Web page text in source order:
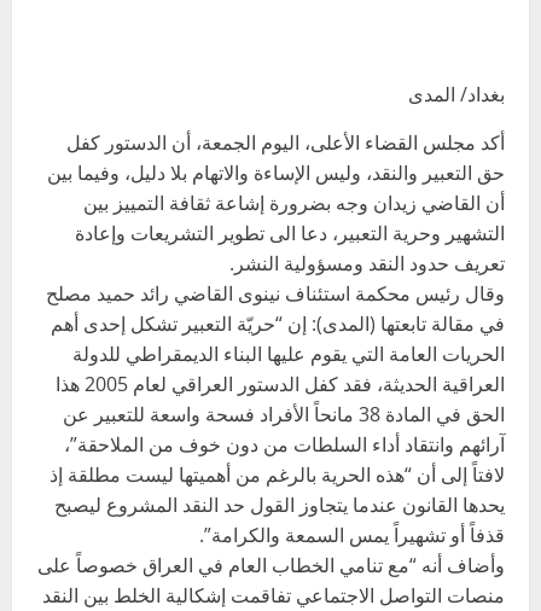
بغداد/ المدى
أكد مجلس القضاء الأعلى، اليوم الجمعة، أن الدستور كفل
حق التعبير والنقد، وليس الإساءة والاتهام بلا دليل، وفيما بين
أن القاضي زيدان وجه بضرورة إشاعة ثقافة التمييز بين
التشهير وحرية التعبير، دعا الى تطوير التشريعات وإعادة
تعريف حدود النقد ومسؤولية النشر.
وقال رئيس محكمة استئناف نينوى القاضي رائد حميد مصلح
في مقالة تابعتها (المدى): إن “حريّة التعبير تشكل إحدى أهم
الحريات العامة التي يقوم عليها البناء الديمقراطي للدولة
العراقية الحديثة، فقد كفل الدستور العراقي لعام 2005 هذا
الحق في المادة 38 مانحاً الأفراد فسحة واسعة للتعبير عن
آرائهم وانتقاد أداء السلطات من دون خوف من الملاحقة”،
لافتاً إلى أن “هذه الحرية بالرغم من أهميتها ليست مطلقة إذ
يحدها القانون عندما يتجاوز القول حد النقد المشروع ليصبح
قذفاً أو تشهيراً يمس السمعة والكرامة”.
وأضاف أنه “مع تنامي الخطاب العام في العراق خصوصاً على
منصات التواصل الاجتماعي تفاقمت إشكالية الخلط بين النقد